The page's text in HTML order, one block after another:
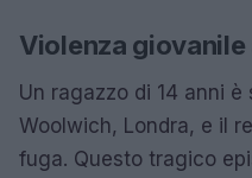
Violenza giovanile
Un ragazzo di 14 anni
Woolwich, Londra, e il
fuga. Questo tragico